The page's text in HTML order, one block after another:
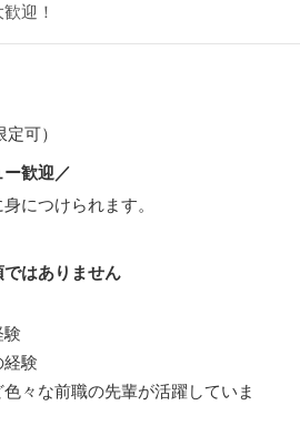
迎！
可）
歓迎／
につけられます。
はありません
験
々な前職の先輩が活躍していま